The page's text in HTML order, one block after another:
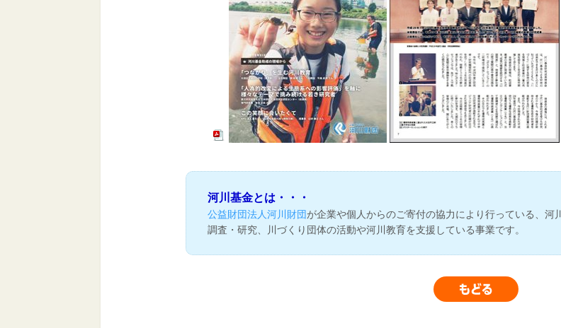
河川基金とは・・・
公益財団法人河川財団が企業や個人からのご寄付の協力により行っている、河
調査・研究、川づくり団体の活動や河川教育を支援している事業です。